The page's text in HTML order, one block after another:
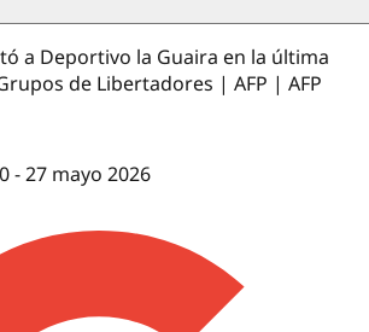
a Deportivo la Guaira en la última
de Libertadores | AFP | AFP
- 27 mayo 2026